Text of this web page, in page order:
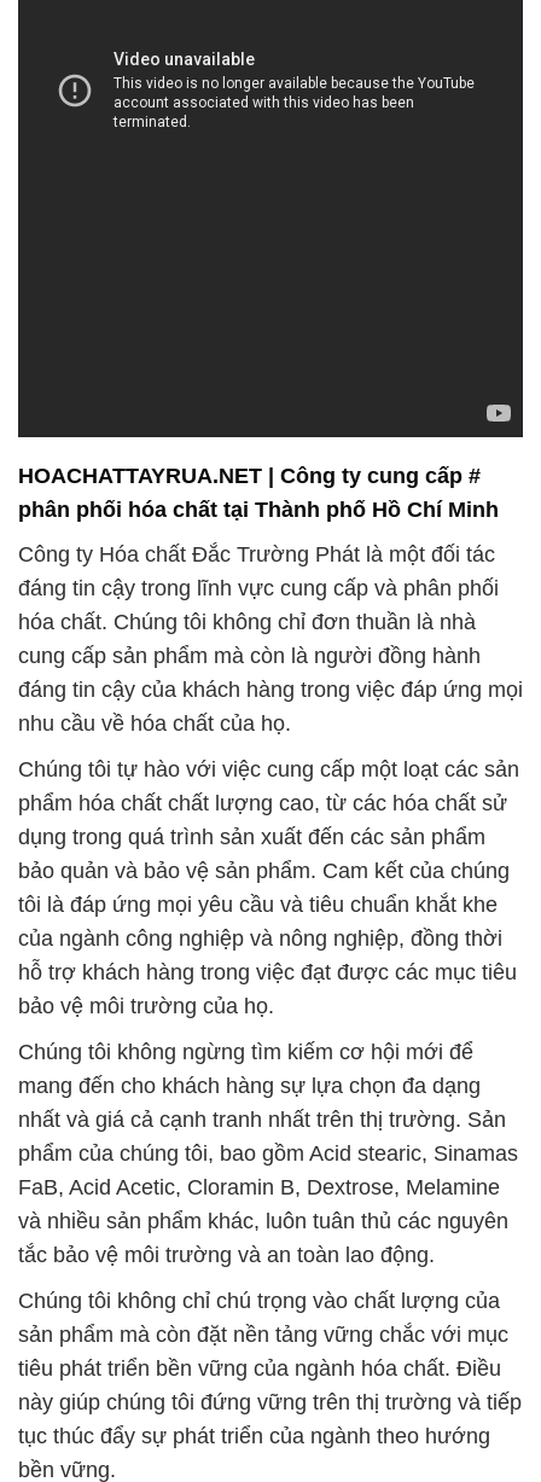
Công ty Hóa chất Đắc Trường Phát là một đối tác
đáng tin cậy trong lĩnh vực cung cấp và phân phối
hóa chất. Chúng tôi không chỉ đơn thuần là nhà
cung cấp sản phẩm mà còn là người đồng hành
đáng tin cậy của khách hàng trong việc đáp ứng mọi
nhu cầu về hóa chất của họ.
Chúng tôi tự hào với việc cung cấp một loạt các sản
phẩm hóa chất chất lượng cao, từ các hóa chất sử
dụng trong quá trình sản xuất đến các sản phẩm
bảo quản và bảo vệ sản phẩm. Cam kết của chúng
tôi là đáp ứng mọi yêu cầu và tiêu chuẩn khắt khe
của ngành công nghiệp và nông nghiệp, đồng thời
hỗ trợ khách hàng trong việc đạt được các mục tiêu
bảo vệ môi trường của họ.
Chúng tôi không ngừng tìm kiếm cơ hội mới để
mang đến cho khách hàng sự lựa chọn đa dạng
nhất và giá cả cạnh tranh nhất trên thị trường. Sản
phẩm của chúng tôi, bao gồm Acid stearic, Sinamas
FaB, Acid Acetic, Cloramin B, Dextrose, Melamine
và nhiều sản phẩm khác, luôn tuân thủ các nguyên
tắc bảo vệ môi trường và an toàn lao động.
Chúng tôi không chỉ chú trọng vào chất lượng của
sản phẩm mà còn đặt nền tảng vững chắc với mục
tiêu phát triển bền vững của ngành hóa chất. Điều
này giúp chúng tôi đứng vững trên thị trường và tiếp
tục thúc đẩy sự phát triển của ngành theo hướng
bền vững.
Nhờ sự đa dạng về sản phẩm, cam kết với chất
lượng và sự hỗ trợ tận tâm, chúng tôi mong muốn
được là đối tác tin cậy của bạn trong lĩnh vực hóa
chất. Hãy liên hệ với chúng tôi để khám phá cách